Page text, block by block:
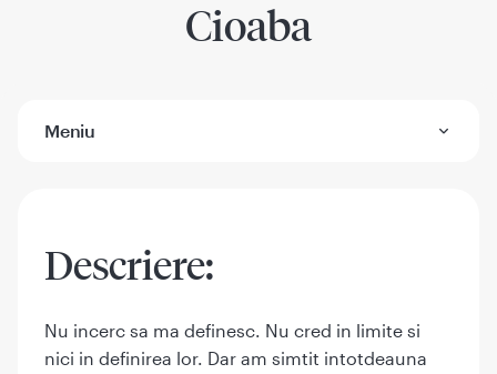
Cioaba
Meniu
Descriere:
Nu incerc sa ma definesc. Nu cred in limite si
nici in definirea lor. Dar am simtit intotdeauna